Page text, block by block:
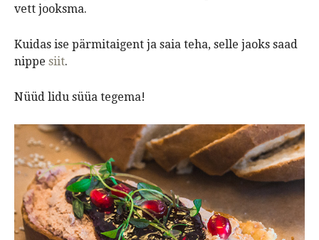
vett jooksma.
Kuidas ise pärmitaigent ja saia teha, selle jaoks saad
nippe siit.
Nüüd lidu süüa tegema!